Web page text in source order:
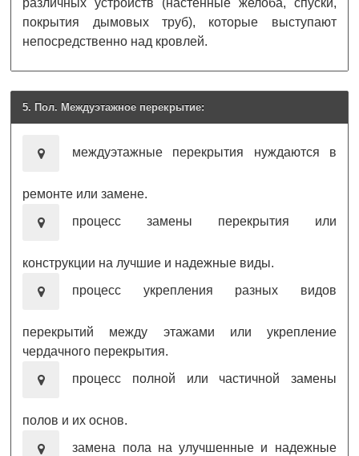
различных устройств (настенные желоба, спуски,
покрытия дымовых труб), которые выступают
непосредственно над кровлей.
5. Пол. Междуэтажное перекрытие:
междуэтажные перекрытия нуждаются в
ремонте или замене.
процесс замены перекрытия или
конструкции на лучшие и надежные виды.
процесс укрепления разных видов
перекрытий между этажами или укрепление
чердачного перекрытия.
процесс полной или частичной замены
полов и их основ.
замена пола на улучшенные и надежные